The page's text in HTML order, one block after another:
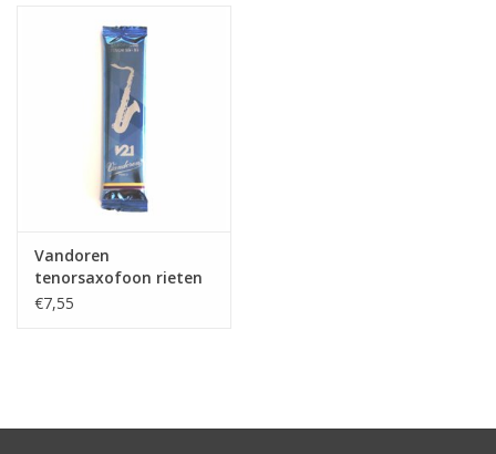
Vandoren
tenorsaxofoon rieten
V21
€7,55